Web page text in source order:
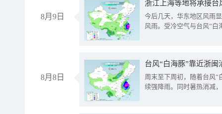
8月9日
浙江上海等地将承接台
今后几天，华东地区风雨
风雨。受冷空气与台风“白
8月8日
台风“白海豚”靠近浙
周末至下周初，随着台风“
续强降雨。同时暑热消减